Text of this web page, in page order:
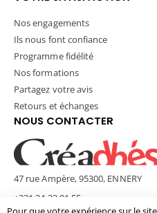
Nos engagements
Ils nous font confiance
Programme fidélité
Nos formations
Partagez votre avis
Retours et échanges
NOUS CONTACTER
47 rue Ampère, 95300, ENNERY
+331 34 33 01 55